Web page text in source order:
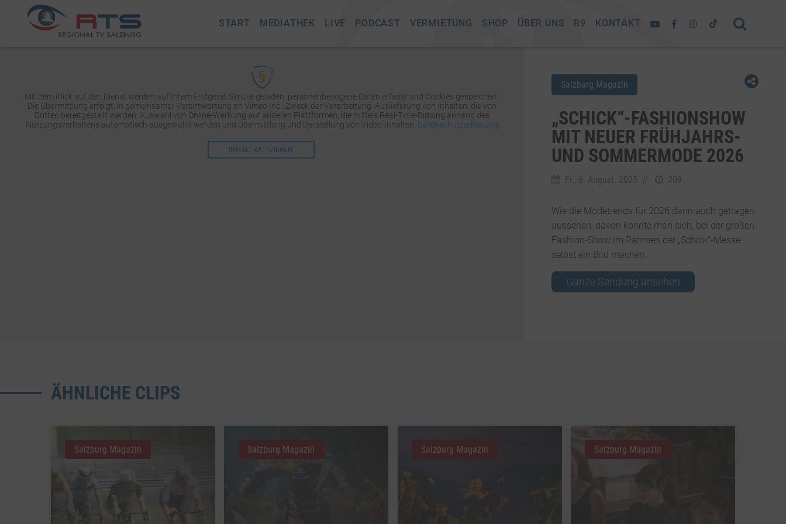
START MEDIATHEK LIVE PODCAST VERMIETUNG SHOP ÜBER UNS R9 KONTAKT
Mit dem Klick auf den Dienst werden auf Ihrem Endgerät Skripte geladen, personenbezogene Daten erfasst und Cookies gespeichert.
Die Übermittlung erfolgt: in gemeinsamer Verantwortung an Vimeo Inc.. Zweck der Verarbeitung: Auslieferung von Inhalten, die von
Dritten bereitgestellt werden, Auswahl von Online-Werbung auf anderen Plattformen, die mittels Real-Time-Bidding anhand des
Nutzungsverhaltens automatisch ausgewählt werden und Übermittlung und Darstellung von Video-Inhalten. Datenschutzerklärung
INHALT AKTIVIEREN
Salzburg Magazin
„SCHICK“-FASHIONSHOW
MIT NEUER FRÜHJAHRS-
UND SOMMERMODE 2026
Fr., 8. August. 2025 // 209
Wie die Modetrends für 2026 dann auch getragen
aussehen, davon konnte man sich, bei der großen
Fashion-Show im Rahmen der „Schick“-Messe
selbst ein Bild machen.
Ganze Sendung ansehen
ÄHNLICHE CLIPS
Salzburg Magazin Salzburg Magazin Salzburg Magazin Salzburg Magazin